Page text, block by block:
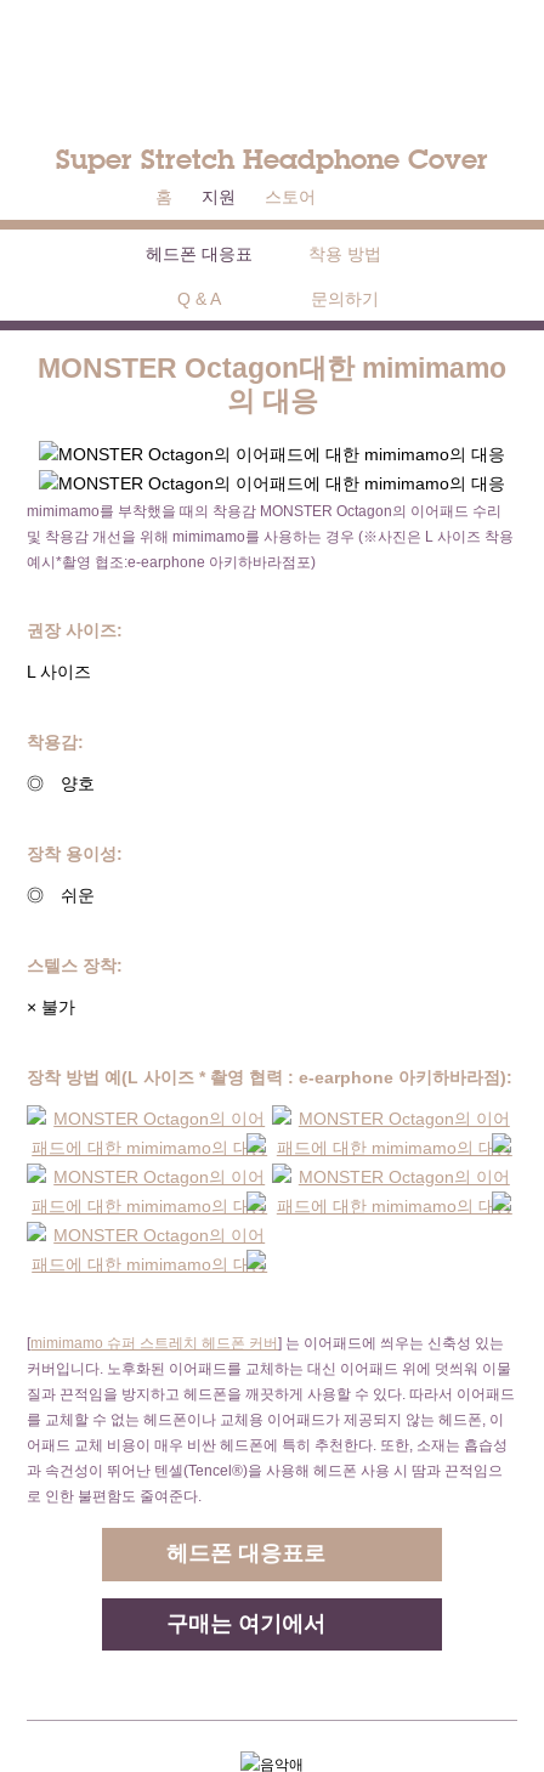
Super Stretch Headphone Cover
홈 지원 스토어
헤드폰 대응표 착용 방법
Q & A 문의하기
MONSTER Octagon대한 mimimamo
의 대응
mimimamo를 부착했을 때의 착용감 MONSTER Octagon의 이어패드 수리
및 착용감 개선을 위해 mimimamo를 사용하는 경우 (※사진은 L 사이즈 착용
예시*촬영 협조:e-earphone 아키하바라점포)
권장 사이즈:
L 사이즈
착용감:
◎ 양호
장착 용이성:
◎ 쉬운
스텔스 장착:
× 불가
장착 방법 예(L 사이즈 * 촬영 협력 : e-earphone 아키하바라점):
[mimimamo 슈퍼 스트레치 헤드폰 커버] 는 이어패드에 씌우는 신축성 있는
커버입니다. 노후화된 이어패드를 교체하는 대신 이어패드 위에 덧씌워 이물
질과 끈적임을 방지하고 헤드폰을 깨끗하게 사용할 수 있다. 따라서 이어패드
를 교체할 수 없는 헤드폰이나 교체용 이어패드가 제공되지 않는 헤드폰, 이
어패드 교체 비용이 매우 비싼 헤드폰에 특히 추천한다. 또한, 소재는 흡습성
과 속건성이 뛰어난 텐셀(Tencel®)을 사용해 헤드폰 사용 시 땀과 끈적임으
로 인한 불편함도 줄여준다.
헤드폰 대응표로
구매는 여기에서